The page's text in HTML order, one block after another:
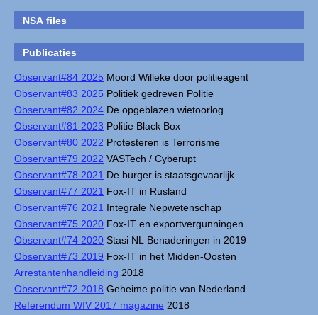
NSA files
Publicaties
Observant#84 2025 Moord Willeke door politieagent
Observant#83 2025 Politiek gedreven Politie
Observant#82 2024 De opgeblazen wietoorlog
Observant#81 2023 Politie Black Box
Observant#80 2022 Protesteren is Terrorisme
Observant#79 2022 VASTech / Cyberupt
Observant#78 2021 De burger is staatsgevaarlijk
Observant#77 2021 Fox-IT in Rusland
Observant#76 2021 Integrale Nepwetenschap
Observant#75 2020 Fox-IT en exportvergunningen
Observant#74 2020 Stasi NL Benaderingen in 2019
Observant#73 2019 Fox-IT in het Midden-Oosten
Arrestantenhandleiding 2018
Observant#72 2018 Geheime politie van Nederland
Referendum WIV 2017 magazine 2018